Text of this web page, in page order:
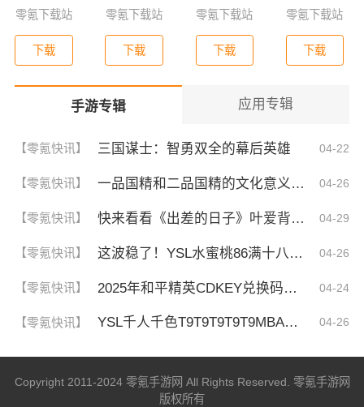
零氪下载站
下载
零氪下载站
下载
零氪下载站
下载
零氪下载站
下载
手游专辑 应用专辑
【零氪快讯】 三国谋士：智勇双全的幕后英雄 04-22
【零氪快讯】 一品国精和二品国精的文化意义！为何他们如此独特？你绝对不知道的深层背景 04-26
【零氪快讯】 快来看看《出差的日子》叶爱背后的深刻故事！竟然让人泪崩的原因 04-29
【零氪快讯】 这波稳了！YSL水蜜桃86满十八和88区别，背后暗藏的秘密你知道吗？ 04-26
【零氪快讯】 2025年和平精英CDKEY兑换码领取方法及使用技巧 04-24
【零氪快讯】 YSL千人千色T9T9T9T9T9MBA！揭秘背后的设计秘密，难怪网友都在疯传！ 04-26
Copyright 2011-2024 零氪手游网 All Rights Reserved. 零氪手游网
版权所有